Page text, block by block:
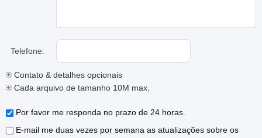
Telefone:
Contato & detalhes opcionais
Cada arquivo de tamanho 10M max.
Por favor me responda no prazo de 24 horas.
E-mail me duas vezes por semana as atualizações sobre os